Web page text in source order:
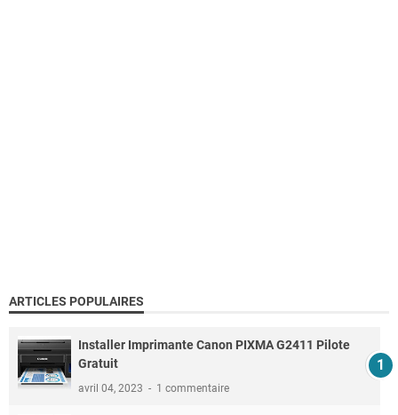
ARTICLES POPULAIRES
Installer Imprimante Canon PIXMA G2411 Pilote
Gratuit
avril 04, 2023 1 commentaire